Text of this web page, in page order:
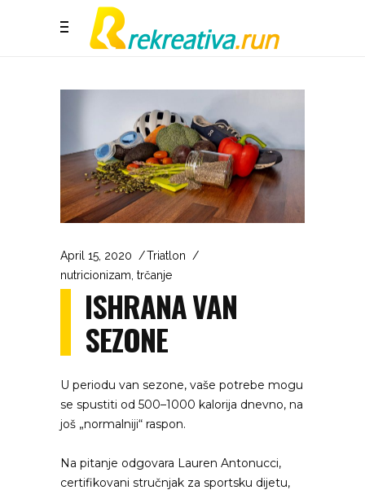
April 15, 2020
Triatlon
nutricionizam, trčanje
ISHRANA VAN
SEZONE
U periodu van sezone, vaše potrebe mogu
se spustiti od 500–1000 kalorija dnevno, na
još „normalniji“ raspon.
Na pitanje odgovara Lauren Antonucci,
certifikovani stručnjak za sportsku dijetu,